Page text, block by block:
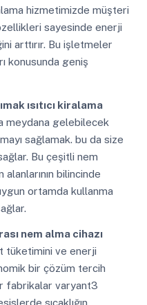
hizmetimizde müşteri
sayesinde enerji
arttırır. Bu işletmeler
konusunda geniş
ısıtıcı kiralama
meydana gelebilecek
sağlamak. bu da size
Bu çeşitli nem
alanlarının bilincinde
ortamda kullanma
nem alma cihazı
tüketimini ve enerji
bir çözüm tercih
fabrikalar varyant3